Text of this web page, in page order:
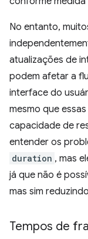
No entanto,
atualizações de
podem afetar a
interface do
mesmo que
capacidade de
entender os
duration , mas
já que não é
mas sim
Tempos de